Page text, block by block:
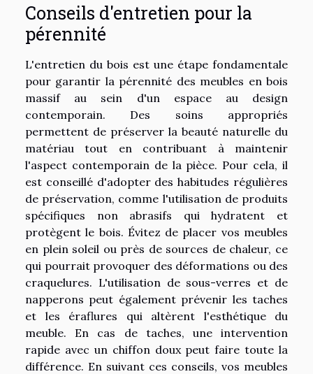
Conseils d'entretien pour la
pérennité
L'entretien du bois est une étape fondamentale
pour garantir la pérennité des meubles en bois
massif au sein d'un espace au design
contemporain. Des soins appropriés
permettent de préserver la beauté naturelle du
matériau tout en contribuant à maintenir
l'aspect contemporain de la pièce. Pour cela, il
est conseillé d'adopter des habitudes régulières
de préservation, comme l'utilisation de produits
spécifiques non abrasifs qui hydratent et
protègent le bois. Évitez de placer vos meubles
en plein soleil ou près de sources de chaleur, ce
qui pourrait provoquer des déformations ou des
craquelures. L'utilisation de sous-verres et de
napperons peut également prévenir les taches
et les éraflures qui altèrent l'esthétique du
meuble. En cas de taches, une intervention
rapide avec un chiffon doux peut faire toute la
différence. En suivant ces conseils, vos meubles